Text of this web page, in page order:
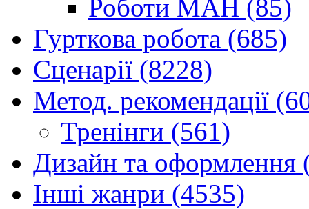
Роботи МАН (85)
Гурткова робота (685)
Сценарії (8228)
Метод. рекомендації
Тренінги (561)
Дизайн та оформлення
Інші жанри (4535)